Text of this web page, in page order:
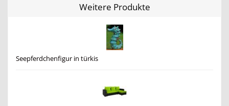
Weitere Produkte
Seepferdchenfigur in türkis